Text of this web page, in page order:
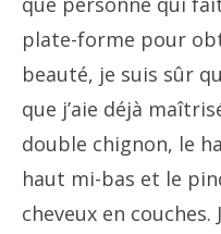
plate-forme pour
beauté, je suis sûr
que j’aie déjà
double chignon, le
haut mi-bas et le
cheveux en